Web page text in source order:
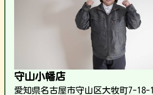
守山小幡店
愛知県名古屋市守山区大牧町7-18-1